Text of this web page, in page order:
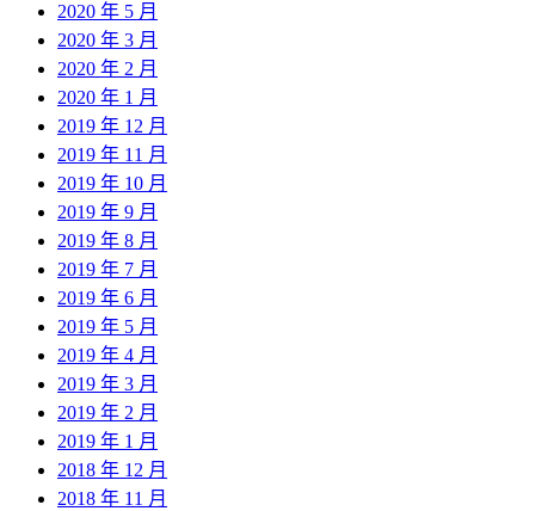
2020 年 5 月
2020 年 3 月
2020 年 2 月
2020 年 1 月
2019 年 12 月
2019 年 11 月
2019 年 10 月
2019 年 9 月
2019 年 8 月
2019 年 7 月
2019 年 6 月
2019 年 5 月
2019 年 4 月
2019 年 3 月
2019 年 2 月
2019 年 1 月
2018 年 12 月
2018 年 11 月